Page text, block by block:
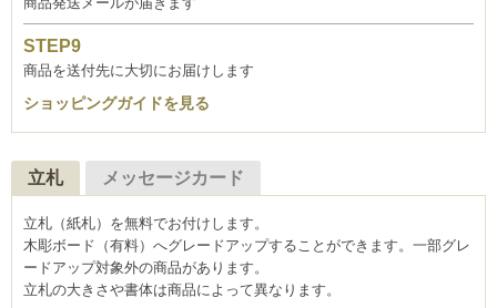
商品を送付先に大切にお届けします
ショッピングガイドを見る
立札 メッセージカード
立札（紙札）を無料でお付けします。
木彫ボード（有料）へグレードアップすることができます。一部グレ
ードアップ対象外の商品があります。
立札の大きさや書体は商品によって異なります。